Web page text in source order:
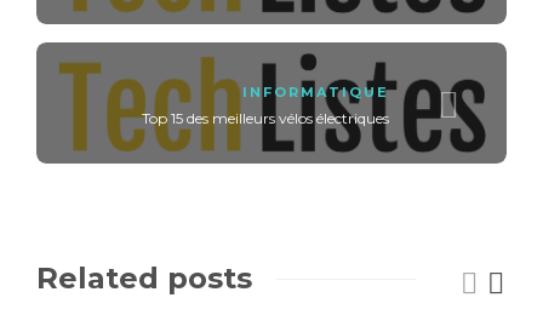
INFORMATIQUE
Top 15 des meilleurs vélos électriques
Related posts